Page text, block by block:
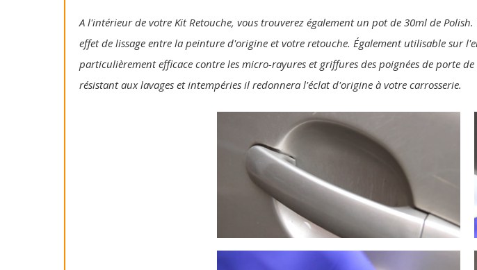
A l'intérieur de votre Kit Retouche, vous trouverez également un pot de 30ml de
effet de lissage entre la peinture d'origine et votre retouche. Également utilisable sur
particulièrement efficace contre les micro-rayures et griffures des poignées de porte
résistant aux lavages et intempéries il redonnera l'éclat d'origine à votre carrosserie.